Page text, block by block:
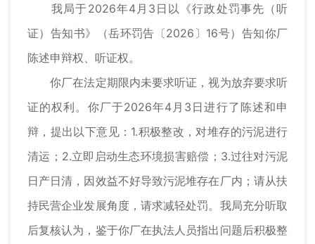
我局于2026年4月3日以《行政处罚事先（听
证）告知书》（岳环罚告〔2026〕16号）告知你厂
陈述申辩权、听证权。
你厂在法定期限内未要求听证，视为放弃要求听
证的权利。你厂于2026年4月3日进行了陈述和申
辩，提出以下意见：1.积极整改，对堆存的污泥进行
清运；2.立即启动生态环境损害赔偿；3.过往对污泥
日产日清，因效益不好导致污泥堆存在厂内；请从扶
持民营企业发展角度，请求减轻处罚。我局充分听取
后复核认为，鉴于你厂在执法人员指出问题后积极整